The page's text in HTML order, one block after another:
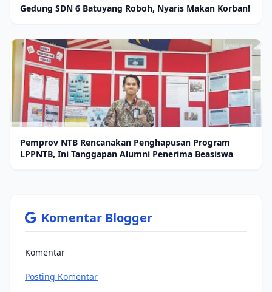
Gedung SDN 6 Batuyang Roboh, Nyaris Makan Korban!
Pemprov NTB Rencanakan Penghapusan Program
LPPNTB, Ini Tanggapan Alumni Penerima Beasiswa
Komentar Blogger
Komentar
Posting Komentar